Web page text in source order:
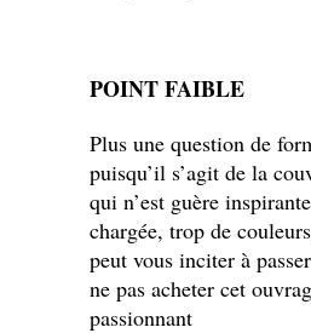
POINT FAIBLE
Plus une question de
puisqu’il s’agit de la
qui n’est guère
chargée, trop de
peut vous inciter à
ne pas acheter cet
passionnant